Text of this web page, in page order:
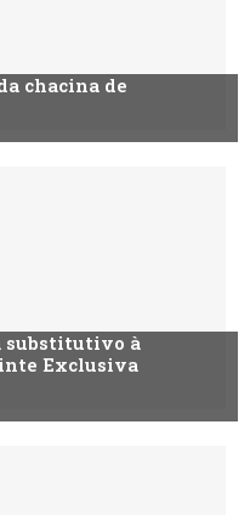
chacina de
substitutivo à
Exclusiva